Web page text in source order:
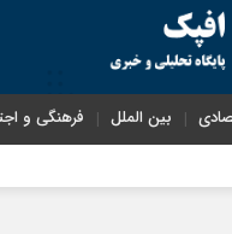
بین الملل فرهنگی و